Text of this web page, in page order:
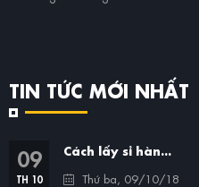
TIN TỨC MỚI NHẤT
09
TH 10
Cách lấy sỉ hàn...
Thứ ba, 09/10/18